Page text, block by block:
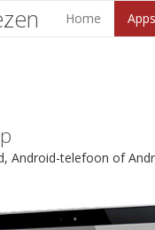
Home Apps
Android-telefoon of